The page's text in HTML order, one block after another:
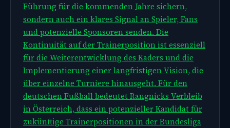
Führung für die kommenden Jahre sichern,
sondern auch ein klares Signal an Spieler, Fans
und potenzielle Sponsoren senden. Die
Kontinuität auf der Trainerposition ist essenziell
für die Weiterentwicklung des Kaders und die
Implementierung einer langfristigen Vision, die
über einzelne Turniere hinausgeht. Für den
deutschen Fußball bedeutet Rangnicks Verbleib
in Österreich, dass ein potenzieller Kandidat für
zukünftige Trainerpositionen in der Bundesliga